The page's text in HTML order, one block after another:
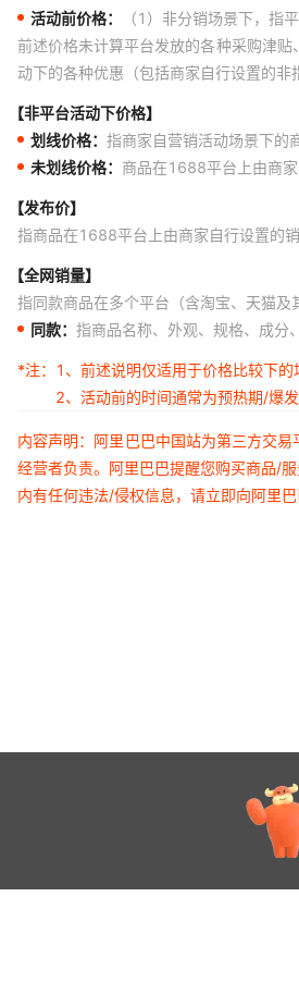
活动前价格：
（1）非分销场景下，指
前述价格未计算平台发放的各种采购津
动下的各种优惠（包括商家自行设置的
【非平台活动下价格】
划线价格： 指商家自营销活动场景下的
未划线价格： 商品在1688平台上由商
【发布价】
指商品在1688平台上由商家自行设置的
【全网销量】
指同款商品在多个平台（含淘宝、天猫
同款： 指商品名称、外观、规格、成分
*注：
1、前述说明仅适用于价格比较下的
2、活动前的时间通常为预热期/爆
内容声明：阿里巴巴中国站为第三方交
经营者负责。阿里巴巴提醒您购买商品/
内有任何违法/侵权信息，请立即向阿里巴